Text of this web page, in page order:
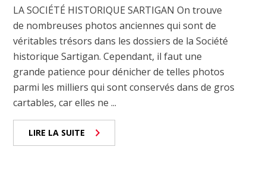
LA SOCIÉTÉ HISTORIQUE SARTIGAN On trouve
de nombreuses photos anciennes qui sont de
véritables trésors dans les dossiers de la Société
historique Sartigan. Cependant, il faut une
grande patience pour dénicher de telles photos
parmi les milliers qui sont conservés dans de gros
cartables, car elles ne ...
LIRE LA SUITE